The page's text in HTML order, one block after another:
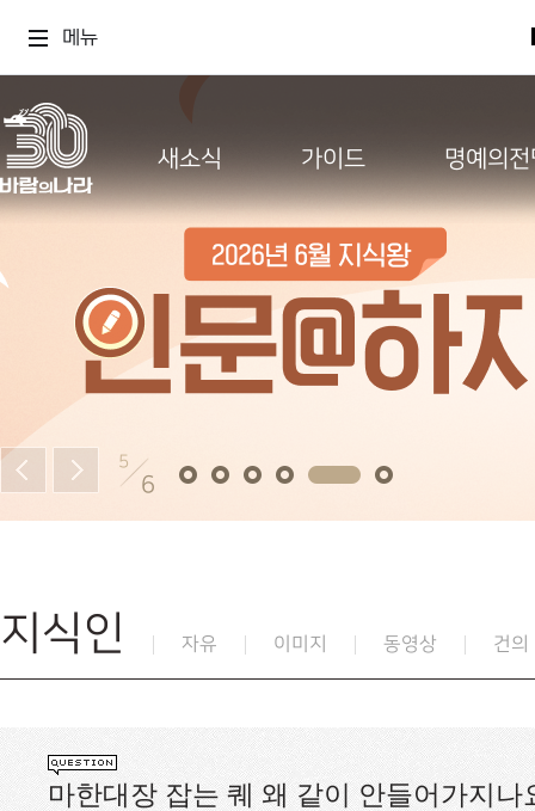
메뉴
새소식 가이드 명예의
5
6
지식인 자유 이미지 동영상 건의
마한대장 잡는 퀘 왜 같이 안들어가지나